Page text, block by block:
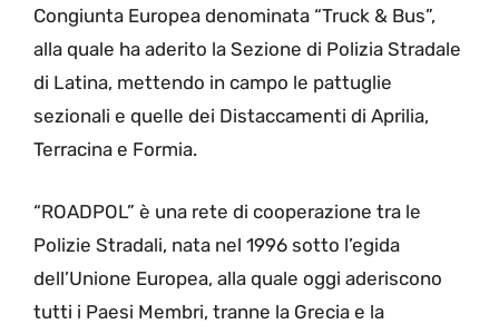
Congiunta Europea denominata “Truck & Bus”,
alla quale ha aderito la Sezione di Polizia Stradale
di Latina, mettendo in campo le pattuglie
sezionali e quelle dei Distaccamenti di Aprilia,
Terracina e Formia.
“ROADPOL” è una rete di cooperazione tra le
Polizie Stradali, nata nel 1996 sotto l’egida
dell’Unione Europea, alla quale oggi aderiscono
tutti i Paesi Membri, tranne la Grecia e la